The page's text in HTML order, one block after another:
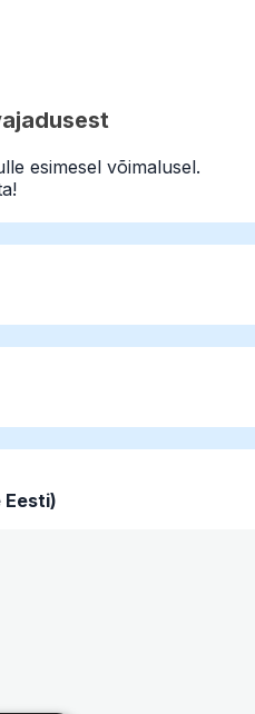
esimesel võimalusel.